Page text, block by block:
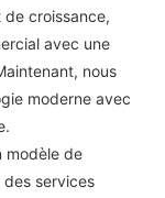
croissance,
avec une
nous
moderne avec
modèle de
services